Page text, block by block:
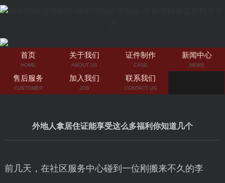
首页
HOME
关于我们
ABOUT US
证件制作
CASE
新闻中心
NEWS
售后服务
CUSTOMER
加入我们
JOB
联系我们
CONTACT US
外地人拿居住证能享受这么多福利你知道几个
前几天，在社区服务中心碰到一位刚搬来不久的李